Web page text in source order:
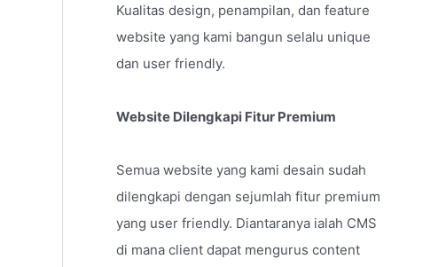
Kualitas design, penampilan, dan feature
website yang kami bangun selalu unique
dan user friendly.
Website Dilengkapi Fitur Premium
Semua website yang kami desain sudah
dilengkapi dengan sejumlah fitur premium
yang user friendly. Diantaranya ialah CMS
di mana client dapat mengurus content